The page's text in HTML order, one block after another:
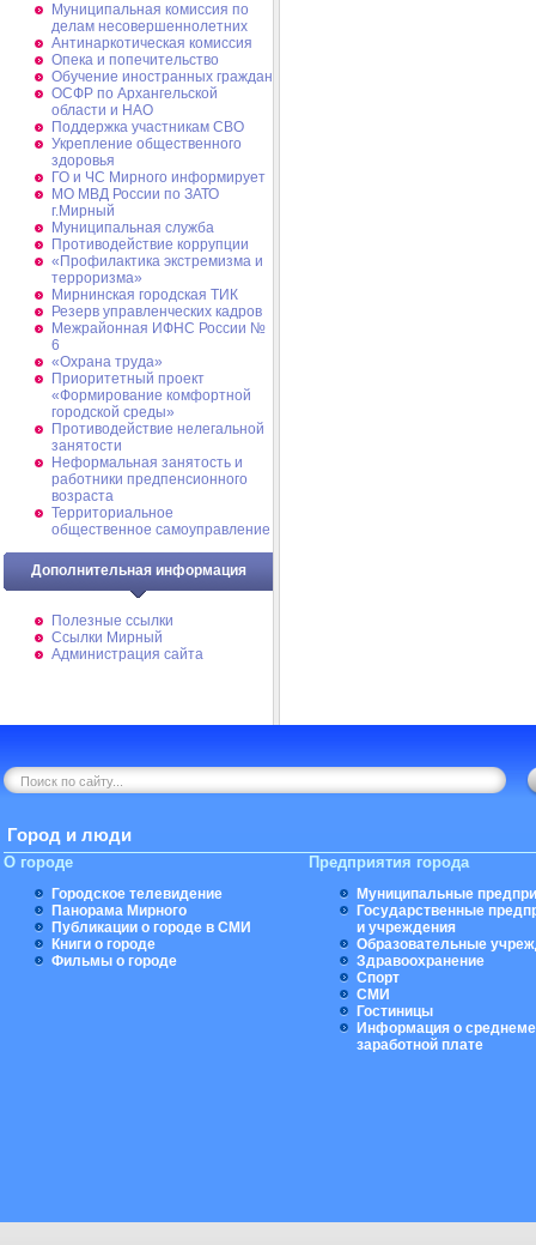
Муниципальная комиссия по
делам несовершеннолетних
Антинаркотическая комиссия
Опека и попечительство
Обучение иностранных граждан
ОСФР по Архангельской
области и НАО
Поддержка участникам СВО
Укрепление общественного
здоровья
ГО и ЧС Мирного информирует
МО МВД России по ЗАТО
г.Мирный
Муниципальная cлужба
Противодействие коррупции
«Профилактика экстремизма и
терроризма»
Мирнинская городская ТИК
Резерв управленческих кадров
Межрайонная ИФНС России №
6
«Охрана труда»
Приоритетный проект
«Формирование комфортной
городской среды»
Противодействие нелегальной
занятости
Неформальная занятость и
работники предпенсионного
возраста
Территориальное
общественное самоуправление
Дополнительная информация
Полезные ссылки
Ссылки Мирный
Администрация сайта
Город и люди
О городе
Городское телевидение
Панорама Мирного
Публикации о городе в СМИ
Книги о городе
Фильмы о городе
Предприятия города
Муниципальные
Государственные
и учреждения
Образовательные
Здравоохранение
Спорт
СМИ
Гостиницы
Информация о
заработной плате